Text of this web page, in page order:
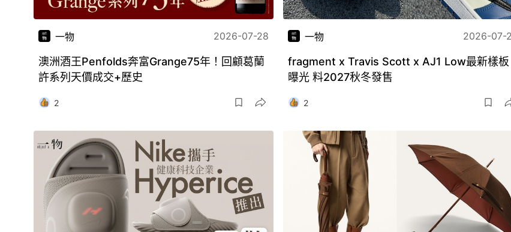
一物 2026-07-28
澳洲酒王Penfolds奔富Grange75年！回顧葛蘭
許系列天價成交+歷史
2
一物 2026-07-
fragment x Travis Scott x AJ1 Low最新樣板
曝光 料2027秋冬發售
2